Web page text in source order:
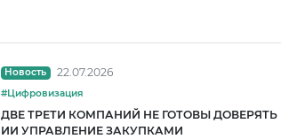
Новость 22.07.2026
#Цифровизация
ДВЕ ТРЕТИ КОМПАНИЙ НЕ ГОТОВЫ ДОВЕРЯТЬ
ИИ УПРАВЛЕНИЕ ЗАКУПКАМИ